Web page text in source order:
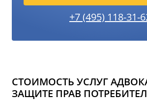
+7 (495) 118-31-
СТОИМОСТЬ УСЛУГ
ЗАЩИТЕ ПРАВ